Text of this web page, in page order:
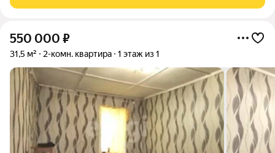
550 000 ₽
31,5 м² 2-комн. квартира 1 этаж из 1